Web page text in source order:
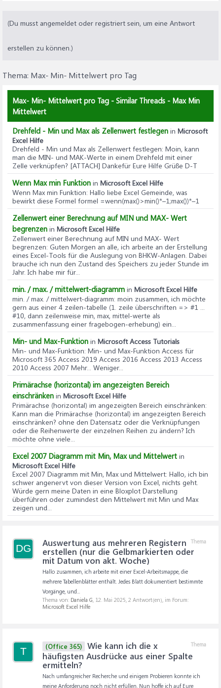
(Du musst angemeldet oder registriert sein, um eine Antwort
erstellen zu können.)
Thema: Max- Min- Mittelwert pro Tag
Max- Min- Mittelwert pro Tag - Similar Threads - Max Min
Mittelwert
Drehfeld - Min und Max als Zellenwert festlegen in Microsoft
Excel Hilfe
Drehfeld - Min und Max als Zellenwert festlegen: Moin, kann
man die MIN- und MAK-Werte in einem Drehfeld mit einer
Zelle verknüpfen? [ATTACH] Dankefür Eure Hilfe Grüße D-T
Wenn Max min Funktion in Microsoft Excel Hilfe
Wenn Max min Funktion: Hallo liebe Excel Gemeinde, was
bewirkt diese Formel formel =wenn(max()>min()*–1;max())*–1
Zellenwert einer Berechnung auf MIN und MAX- Wert
begrenzen in Microsoft Excel Hilfe
Zellenwert einer Berechnung auf MIN und MAX- Wert
begrenzen: Guten Morgen an alle, ich arbeite an der Erstellung
eines Excel-Tools für die Auslegung von BHKW-Anlagen. Dabei
brauche ich nun den Zustand des Speichers zu jeder Stunde im
Jahr. Ich habe mir für...
min. / max. / mittelwert-diagramm in Microsoft Excel Hilfe
min. / max. / mittelwert-diagramm: moin zusammen, ich möchte
gern aus einer 4 zeilen-tabelle (1. zeile überschriften => #1 ...
#10, dann zeilenweise min, max, mittel-werte als
zusammenfassung einer fragebogen-erhebung) ein...
Min- und Max-Funktion in Microsoft Access Tutorials
Min- und Max-Funktion: Min- und Max-Funktion Access für
Microsoft 365 Access 2019 Access 2016 Access 2013 Access
2010 Access 2007 Mehr... Weniger...
Primärachse (horizontal) im angezeigten Bereich
einschränken in Microsoft Excel Hilfe
Primärachse (horizontal) im angezeigten Bereich einschränken:
Kann man die Primärachse (horizontal) im angezeigten Bereich
einschränken? ohne den Datensatz oder die Verknüpfungen
oder die Reihenwerte der einzelnen Reihen zu ändern? Ich
möchte ohne viele...
Excel 2007 Diagramm mit Min, Max und Mittelwert in
Microsoft Excel Hilfe
Excel 2007 Diagramm mit Min, Max und Mittelwert: Hallo, ich bin
schwer angenervt von dieser Version von Excel, nichts geht.
Würde gern meine Daten in eine Bloxplot Darstellung
überführen oder zumindest den Mittelwert mit Min und Max
zeigen und...
DG
Thema
Auswertung aus mehreren Registern
erstellen (nur die Gelbmarkierten oder
mit Datum von akt. Woche)
Hallo zusammen, ich arbeite mit einer Excel-Arbeitsmappe, die
mehrere Tabellenblätter enthält. Jedes Blatt dokumentiert bestimmte
Vorgänge, und...
Thema von: Daniela G, 12. Mai 2025, 2 Antwort(en), im Forum:
Microsoft Excel Hilfe
T
Thema
(Office 365)
Wie kann ich die x
häufigsten Ausdrücke aus einer Spalte
ermitteln?
Nach umfangreicher Recherche und einigem Probieren konnte ich
meine Anforderung noch nicht erfüllen. Nun hoffe ich auf Eure